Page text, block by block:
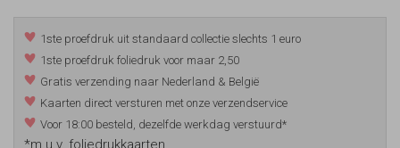
1ste proefdruk uit standaard collectie slechts 1 euro
1ste proefdruk foliedruk voor maar 2,50
Gratis verzending naar Nederland & België
Kaarten direct versturen met onze verzendservice
Voor 18:00 besteld, dezelfde werkdag verstuurd*
*m.u.v. foliedrukkaarten